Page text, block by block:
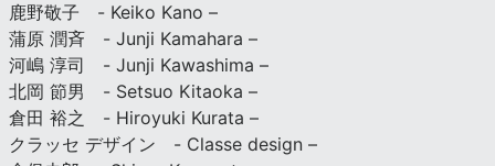
鹿野敬子 - Keiko Kano –
蒲原 潤斉 - Junji Kamahara –
河嶋 淳司 - Junji Kawashima –
北岡 節男 - Setsuo Kitaoka –
倉田 裕之 - Hiroyuki Kurata –
クラッセ デザイン - Classe design –